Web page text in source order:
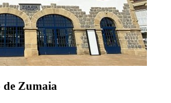
de Zumaia